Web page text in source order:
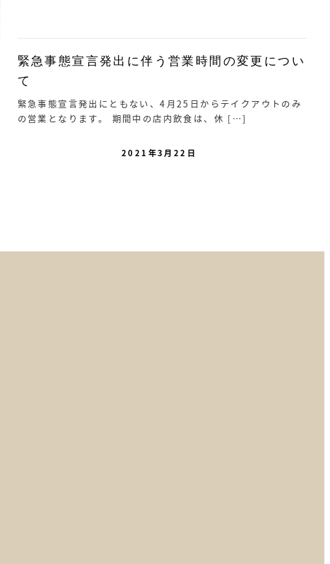
緊急事態宣言発出に伴う営業時間の変更につい
て
緊急事態宣言発出にともない、4月25日からテイクアウトのみ
の営業となります。 期間中の店内飲食は、休 […]
2021年3月22日